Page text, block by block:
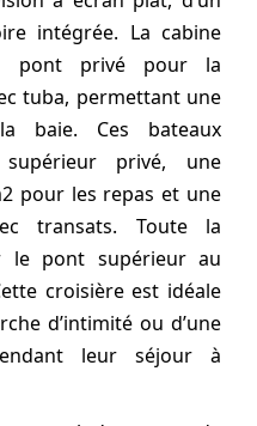
intégrée. La cabine
pont privé pour la
tuba, permettant une
baie. Ces bateaux
privé, une
pour les repas et une
transats. Toute la
le pont supérieur au
croisière est idéale
d’intimité ou d’une
leur séjour à